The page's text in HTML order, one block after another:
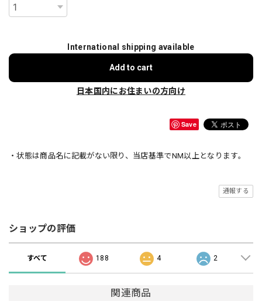
International shipping available
Add to cart
日本国内にお住まいの方向け
Save
・状態は商品名に記載がない限り、当店基準でNM以上となります。
通報する
ショップの評価
すべて 188 4 2
関連商品